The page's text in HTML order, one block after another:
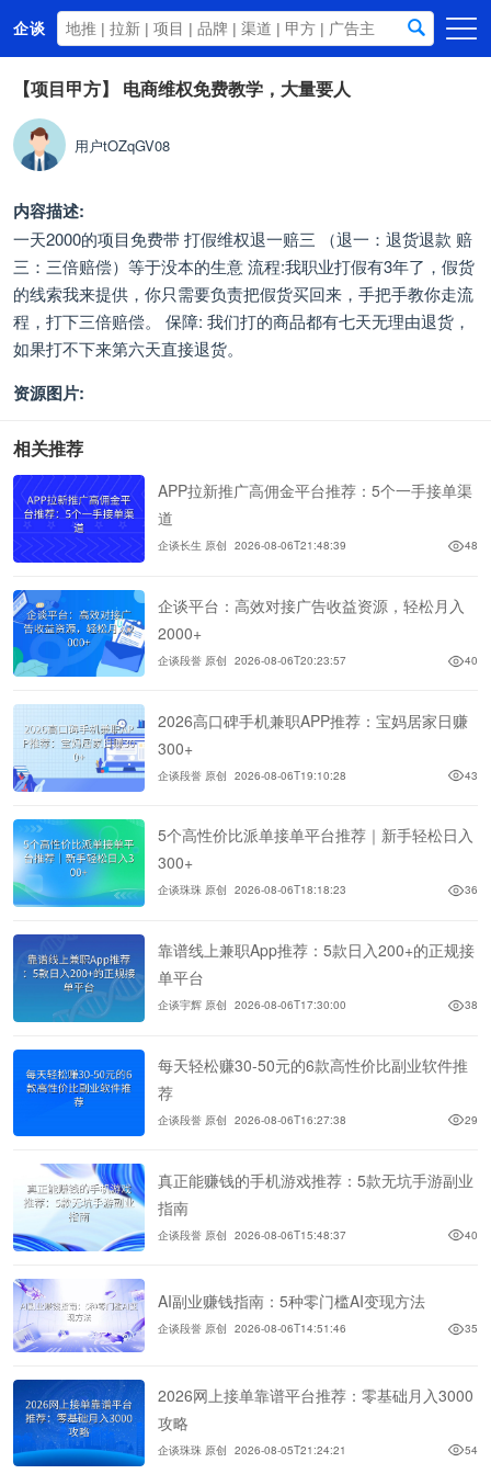
企谈
首页
商务资源
资讯动态
关于我们
【项目甲方】 电商维权免费教学，大量要人
用户tOZqGV08
内容描述:
一天2000的项目免费带 打假维权退一赔三 （退一：退货退款 赔
三：三倍赔偿）等于没本的生意 流程:我职业打假有3年了，假货
的线索我来提供，你只需要负责把假货买回来，手把手教你走流
程，打下三倍赔偿。 保障: 我们打的商品都有七天无理由退货，
如果打不下来第六天直接退货。
资源图片:
相关推荐
APP拉新推广高佣金平台推荐：5个一手接单渠
道
企谈长生 原创 2026-08-06T21:48:39 48
企谈平台：高效对接广告收益资源，轻松月入
2000+
企谈段誉 原创 2026-08-06T20:23:57 40
2026高口碑手机兼职APP推荐：宝妈居家日赚
300+
企谈段誉 原创 2026-08-06T19:10:28 43
5个高性价比派单接单平台推荐｜新手轻松日入
300+
企谈珠珠 原创 2026-08-06T18:18:23 36
靠谱线上兼职App推荐：5款日入200+的正规接
单平台
企谈宇辉 原创 2026-08-06T17:30:00 38
每天轻松赚30-50元的6款高性价比副业软件推
荐
企谈段誉 原创 2026-08-06T16:27:38 29
真正能赚钱的手机游戏推荐：5款无坑手游副业
指南
企谈段誉 原创 2026-08-06T15:48:37 40
AI副业赚钱指南：5种零门槛AI变现方法
企谈段誉 原创 2026-08-06T14:51:46 35
2026网上接单靠谱平台推荐：零基础月入3000
攻略
企谈珠珠 原创 2026-08-05T21:24:21 54